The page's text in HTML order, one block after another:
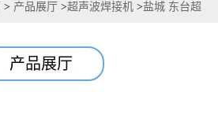
> 产品展厅 >超声波焊接机 >盐城 东台超
产品展厅